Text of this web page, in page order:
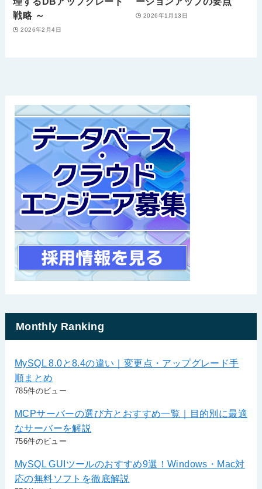
戦略 ～
2026年2月4日
2026年1月13日
Monthly Ranking
MySQL 8.0と8.4の違い｜変更点・アップグレード手
順まとめ
785件のビュー
MCPサーバーの選び方とおすすめ一覧｜目的別に最適
なサーバーを解説
756件のビュー
MySQL GUIツールのおすすめ9選！Windows・Mac対
応の無料ソフトを徹底解説